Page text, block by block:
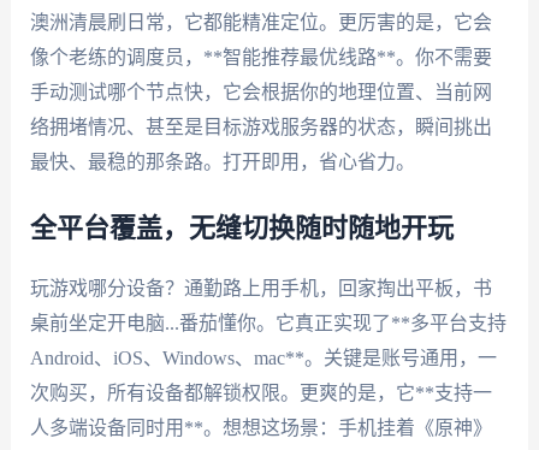
澳洲清晨刷日常，它都能精准定位。更厉害的是，它会
像个老练的调度员，**智能推荐最优线路**。你不需要
手动测试哪个节点快，它会根据你的地理位置、当前网
络拥堵情况、甚至是目标游戏服务器的状态，瞬间挑出
最快、最稳的那条路。打开即用，省心省力。
全平台覆盖，无缝切换随时随地开玩
玩游戏哪分设备？通勤路上用手机，回家掏出平板，书
桌前坐定开电脑...番茄懂你。它真正实现了**多平台支持
Android、iOS、Windows、mac**。关键是账号通用，一
次购买，所有设备都解锁权限。更爽的是，它**支持一
人多端设备同时用**。想想这场景：手机挂着《原神》